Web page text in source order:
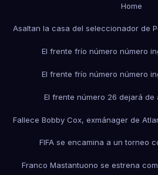
Home
Asaltan la casa del seleccionador de
El frente frío número número
El frente frío número número
El frente número 26 dejará
Fallece Bobby Cox, exmánager de
FIFA se encamina a un torneo
Franco Mastantuono se estrena